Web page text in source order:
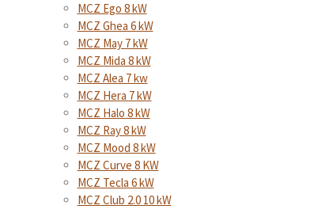
MCZ Ego 8 kW
MCZ Ghea 6 kW
MCZ May 7 kW
MCZ Mida 8 kW
MCZ Alea 7 kw
MCZ Hera 7 kW
MCZ Halo 8 kW
MCZ Ray 8 kW
MCZ Mood 8 kW
MCZ Curve 8 KW
MCZ Tecla 6 kW
MCZ Club 2.0 10 kW